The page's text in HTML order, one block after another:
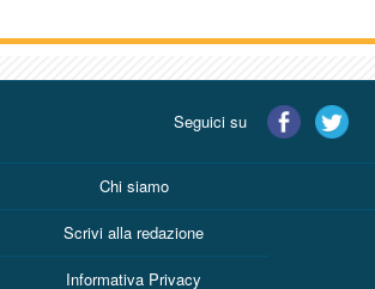
Seguici su
Chi siamo
Scrivi alla redazione
Informativa Privacy